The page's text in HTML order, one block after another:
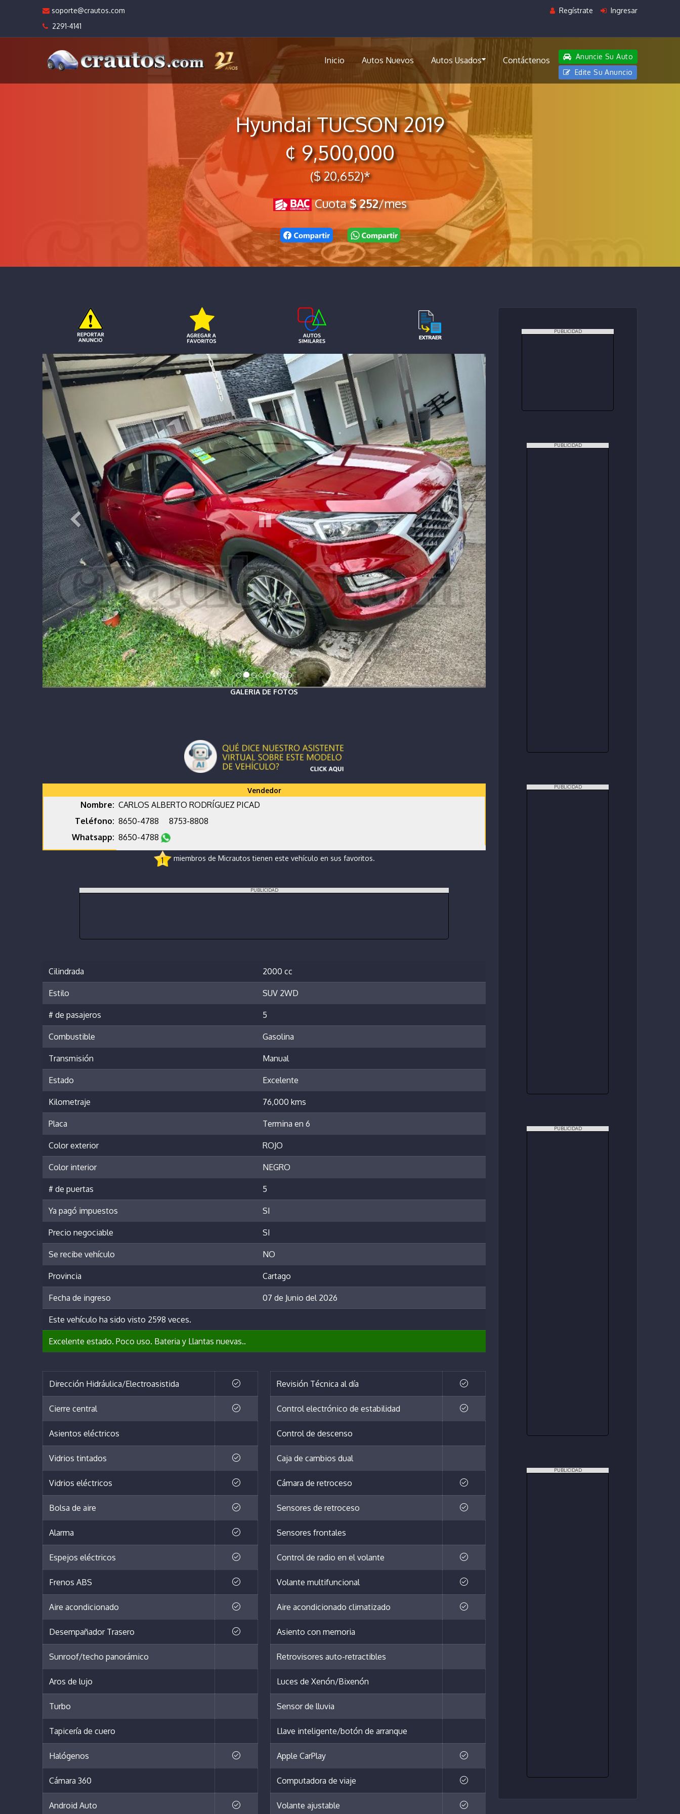
soporte@crautos.com
2291-4141
Regístrate Ingresar
Inicio Autos Nuevos Autos Usados Contáctenos
Anuncie Su Auto
Edite Su Anuncio
Hyundai TUCSON 2019
¢ 9,500,000
($ 20,652)*
Cuota$ 252/mes
GALERIA DE FOTOS
Vendedor
Nombre: CARLOS ALBERTO RODRÍGUEZ PICAD
Teléfono: 8650-4788
8753-8808
Whatsapp: 8650-4788
1 miembros de Micrautos tienen este vehículo en sus favoritos.
PUBLICIDAD
Cilindrada 2000 cc
Estilo SUV 2WD
# de pasajeros 5
Combustible Gasolina
Transmisión Manual
Estado Excelente
Kilometraje 76,000 kms
Placa Termina en 6
Color exterior ROJO
Color interior NEGRO
# de puertas 5
Ya pagó impuestos SI
Precio negociable SI
Se recibe vehículo NO
Provincia Cartago
Fecha de ingreso 07 de Junio del 2026
Este vehículo ha sido visto 2598 veces.
Excelente estado. Poco uso. Bateria y Llantas nuevas..
Dirección Hidráulica/Electroasistida
Cierre central
Asientos eléctricos
Vidrios tintados
Vidrios eléctricos
Bolsa de aire
Alarma
Espejos eléctricos
Frenos ABS
Aire acondicionado
Desempañador Trasero
Sunroof/techo panorámico
Aros de lujo
Turbo
Tapicería de cuero
Halógenos
Cámara 360
Android Auto
Revisión Técnica al día
Control electrónico de estabilidad
Control de descenso
Caja de cambios dual
Cámara de retroceso
Sensores de retroceso
Sensores frontales
Control de radio en el volante
Volante multifuncional
Aire acondicionado climatizado
Asiento con memoria
Retrovisores auto-retractibles
Luces de Xenón/Bixenón
Sensor de lluvia
Llave inteligente/botón de arranque
Apple CarPlay
Computadora de viaje
Volante ajustable
PUBLICIDAD
PUBLICIDAD
PUBLICIDAD
PUBLICIDAD
PUBLICIDAD